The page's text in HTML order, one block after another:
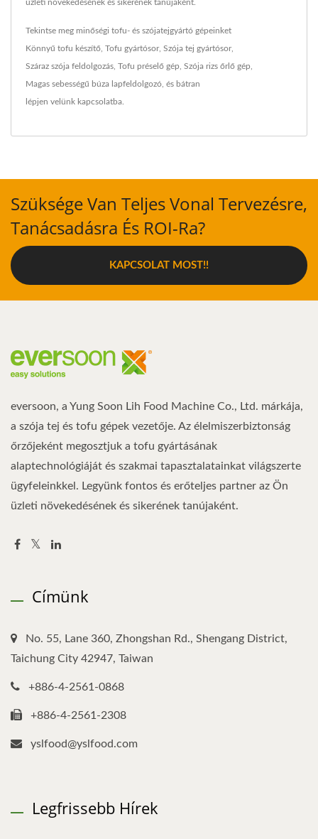
üzleti növekedésének és sikerének tanújaként.
Tekintse meg minőségi tofu- és szójatejgyártó gépeinket
Könnyű tofu készítő Tofu gyártósor, Szója tej gyártósor,
Száraz szója feldolgozás Tofu préselő gép Szója rizs őrlő gép
Magas sebességű búza lapfeldolgozó , és bátran
lépjen velünk kapcsolatba
Szüksége Van Teljes Vonal Tervezésre,
Tanácsadásra És ROI-Ra?
KAPCSOLAT MOST!!
eversoon, a Yung Soon Lih Food Machine Co., Ltd. márkája,
a szója tej és tofu gépek vezetője. Az élelmiszerbiztonság
őrzőjeként megosztjuk a tofu gyártásának
alaptechnológiáját és szakmai tapasztalatainkat világszerte
ügyfeleinkkel. Legyünk fontos és erőteljes partner az Ön
üzleti növekedésének és sikerének tanújaként.
Címünk
No. 55, Lane 360, Zhongshan Rd., Shengang District,
Taichung City 42947, Taiwan
+886-4-2561-0868
+886-4-2561-2308
yslfood@yslfood.com
Legfrissebb Hírek